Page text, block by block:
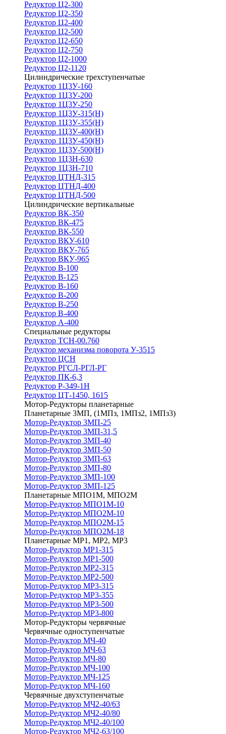
Редуктор Ц2-300
Редуктор Ц2-350
Редуктор Ц2-400
Редуктор Ц2-500
Редуктор Ц2-650
Редуктор Ц2-750
Редуктор Ц2-1000
Редуктор Ц2-1120
Цилиндрические трехступенчатые
Редуктор 1Ц3У-160
Редуктор 1Ц3У-200
Редуктор 1Ц3У-250
Редуктор 1Ц3У-315(Н)
Редуктор 1Ц3У-355(Н)
Редуктор 1Ц3У-400(Н)
Редуктор 1Ц3У-450(Н)
Редуктор 1Ц3У-500(Н)
Редуктор 1Ц3Н-630
Редуктор 1Ц3Н-710
Редуктор ЦТНД-315
Редуктор ЦТНД-400
Редуктор ЦТНД-500
Цилиндрические вертикальные
Редуктор ВК-350
Редуктор ВК-475
Редуктор ВК-550
Редуктор ВКУ-610
Редуктор ВКУ-765
Редуктор ВКУ-965
Редуктор В-100
Редуктор В-125
Редуктор В-160
Редуктор В-200
Редуктор В-250
Редуктор В-400
Редуктор А-400
Специальные редукторы
Редуктор ТСН-00.760
Редуктор механизма поворота У-3515
Редуктор ЦСН
Редуктор РГСЛ-РГЛ-РГ
Редуктор ПК-6,3
Редуктор Р-349-1Н
Редуктор ЦТ-1450, 1615
Мотор-Редукторы планетарные
Планетарные 3МП, (1МПз, 1МПз2, 1МПз3)
Мотор-Редуктор 3МП-25
Мотор-Редуктор 3МП-31,5
Мотор-Редуктор 3МП-40
Мотор-Редуктор 3МП-50
Мотор-Редуктор 3МП-63
Мотор-Редуктор 3МП-80
Мотор-Редуктор 3МП-100
Мотор-Редуктор 3МП-125
Планетарные МПО1М, МПО2М
Мотор-Редуктор МПО1М-10
Мотор-Редуктор МПО2М-10
Мотор-Редуктор МПО2М-15
Мотор-Редуктор МПО2М-18
Планетарные МР1, МР2, МР3
Мотор-Редуктор МР1-315
Мотор-Редуктор МР1-500
Мотор-Редуктор МР2-315
Мотор-Редуктор МР2-500
Мотор-Редуктор МР3-315
Мотор-Редуктор МР3-355
Мотор-Редуктор МР3-500
Мотор-Редуктор МР3-800
Мотор-Редукторы червячные
Червячные одноступенчатые
Мотор-Редуктор МЧ-40
Мотор-Редуктор МЧ-63
Мотор-Редуктор МЧ-80
Мотор-Редуктор МЧ-100
Мотор-Редуктор МЧ-125
Мотор-Редуктор МЧ-160
Червячные двухступенчатые
Мотор-Редуктор МЧ2-40/63
Мотор-Редуктор МЧ2-40/80
Мотор-Редуктор МЧ2-40/100
Мотор-Редуктор МЧ2-63/100